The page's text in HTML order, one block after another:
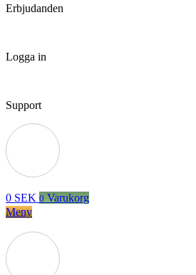
Erbjudanden
Logga in
Support
0 SEK 0 Varukorg
Meny